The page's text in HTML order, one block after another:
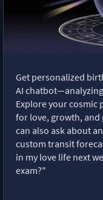
Get personalized
AI
Explore your cosmic
for love, growth, and
can also ask about
custom transit
in my love life next
exam?"